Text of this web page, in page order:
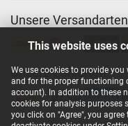
This website uses
We use cookies to provide
and for the proper functioning
account). In addition to these
cookies for analysis purposes
you click on "Agree", you
Unsere Versandarten
Unsere Zahlarten